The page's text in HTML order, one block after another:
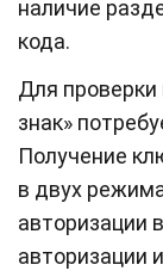
наличие
кода.
Для
знак»
Получение
в двух
авторизации
авторизации